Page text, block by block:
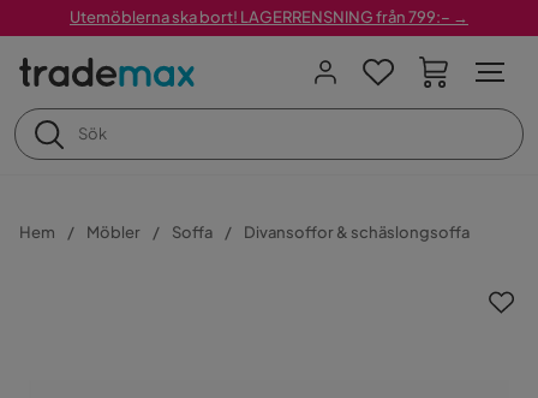
Utemöblerna ska bort! LAGERRENSNING från 799:– →
Hem Möbler Soffa Divansoffor & schäslongsoffa